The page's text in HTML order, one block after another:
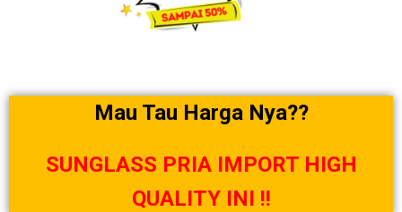
Mau Tau Harga Nya??
SUNGLASS PRIA IMPORT HIGH
QUALITY INI !!